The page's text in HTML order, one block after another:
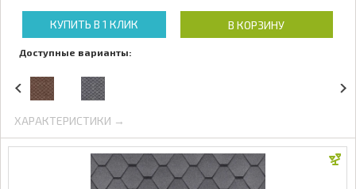
КУПИТЬ В 1 КЛИК В КОРЗИНУ
Доступные варианты:
ХАРАКТЕРИСТИКИ →